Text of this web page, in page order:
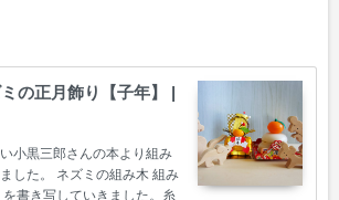
の正月飾り【子年】 |
小黒三郎さんの本より組み
した。 ネズミの組み木 組み
書き写していきました。糸